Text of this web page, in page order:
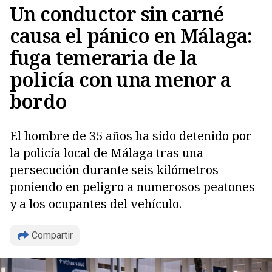
Un conductor sin carné
causa el pánico en Málaga:
fuga temeraria de la
policía con una menor a
bordo
El hombre de 35 años ha sido detenido por
la policía local de Málaga tras una
persecución durante seis kilómetros
poniendo en peligro a numerosos peatones
y a los ocupantes del vehículo.
Compartir